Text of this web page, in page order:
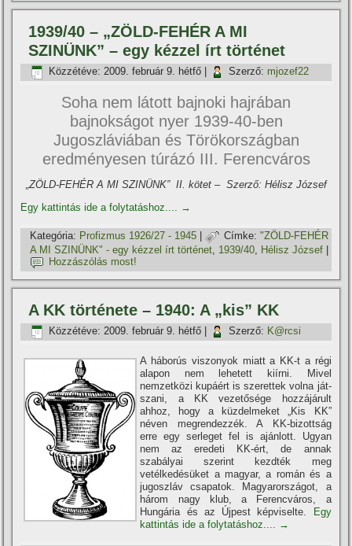
1939/40 – „ZÖLD-FEHÉR A MI
SZINÜNK” – egy kézzel í­rt történet
Közzétéve: 2009. február 9. hétfő Szerző: mjozef22
Soha nem látott bajnoki hajrában
bajnokságot nyer 1939-40-ben
Jugoszláviában és Törökországban
eredményesen túrázó III. Ferencváros
„ZÖLD-FEHÉR A MI SZINÜNK” II. kötet – Szerző: Hélisz József
Egy kattintás ide a folytatáshoz....
→
Kategória: Profizmus 1926/27 - 1945 | Címke: "ZÖLD-FEHÉR
A MI SZINÜNK" - egy kézzel í­rt történet 1939/40 Hélisz József |
Hozzászólás most!
A KK története – 1940: A „kis” KK
Közzétéve: 2009. február 9. hétfő Szerző: K@rcsi
A háborús viszonyok miatt a KK-t a régi
alapon nem lehe­tett kií­rni. Mivel
nemzetközi kupáért is szerettek volna ját­
szani, a KK vezetősége hozzájárult
ahhoz, hogy a küzdelme­ket „Kis KK”
néven megrendezzék. A KK-bizottság
erre egy serleget fel is ajánlott. Ugyan
nem az eredeti KK-ért, de annak
szabályai szerint kezdték meg
vetélkedésüket a magyar, a román és a
jugoszláv csapatok. Magyarországot, a
három nagy klub, a Ferencváros, a
Hungária és az Újpest képviselte. Egy
kattintás ide a folytatáshoz....
→